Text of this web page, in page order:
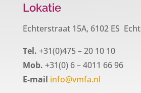
Lokatie
Echterstraat 15A, 6102 ES Echt
Tel. +31(0)475 – 20 10 10
Mob. +31(0) 6 – 4011 66 96
E-mail info@vmfa.nl